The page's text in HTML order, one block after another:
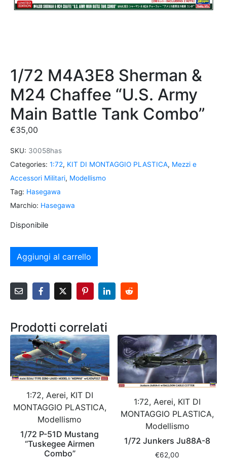
1/72 M4A3E8 Sherman &
M24 Chaffee “U.S. Army
Main Battle Tank Combo”
€35,00
SKU: 30058has
Categories: 1:72, KIT DI MONTAGGIO PLASTICA, Mezzi e
Accessori Militari, Modellismo
Tag: Hasegawa
Marchio: Hasegawa
Disponibile
Aggiungi al carrello
Prodotti correlati
1:72, Aerei, KIT DI
MONTAGGIO PLASTICA,
Modellismo
1/72 P-51D Mustang
“Tuskegee Airmen
Combo”
1:72, Aerei, KIT DI
MONTAGGIO PLASTICA,
Modellismo
1/72 Junkers Ju88A-8
€62,00